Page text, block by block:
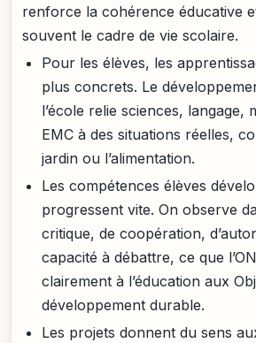
renforce la cohérence éducative
souvent le cadre de vie scolaire.
Pour les élèves, les
plus concrets. Le
l’école relie sciences, langage,
EMC à des situations réelles,
jardin ou l’alimentation.
Les compétences élèves
progressent vite. On observe
critique, de coopération,
capacité à débattre, ce que
clairement à l’éducation aux
développement durable.
Les projets donnent du sens